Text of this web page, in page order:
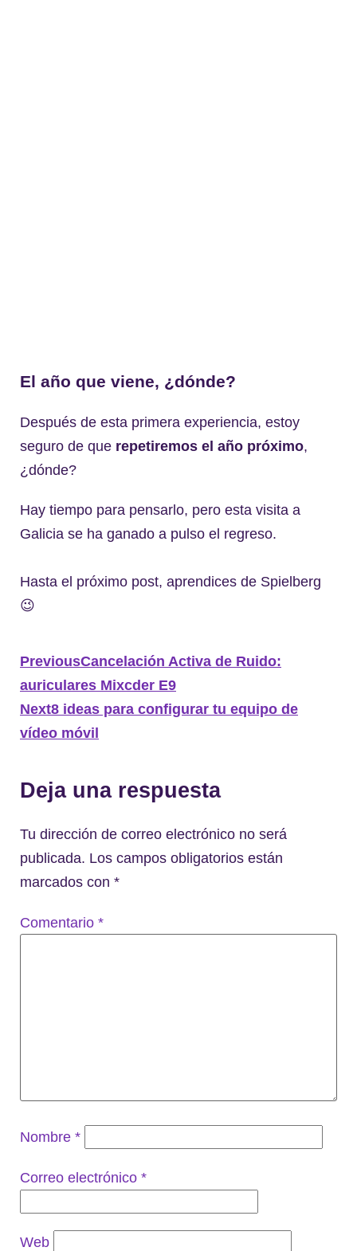
El año que viene, ¿dónde?
Después de esta primera experiencia, estoy
seguro de que repetiremos el año próximo,
¿dónde?
Hay tiempo para pensarlo, pero esta visita a
Galicia se ha ganado a pulso el regreso.
Hasta el próximo post, aprendices de Spielberg
😉
PreviousCancelación Activa de Ruido:
auriculares Mixcder E9
Next8 ideas para configurar tu equipo de
vídeo móvil
Deja una respuesta
Tu dirección de correo electrónico no será
publicada. Los campos obligatorios están
marcados con *
Comentario *
Nombre *
Correo electrónico *
Web